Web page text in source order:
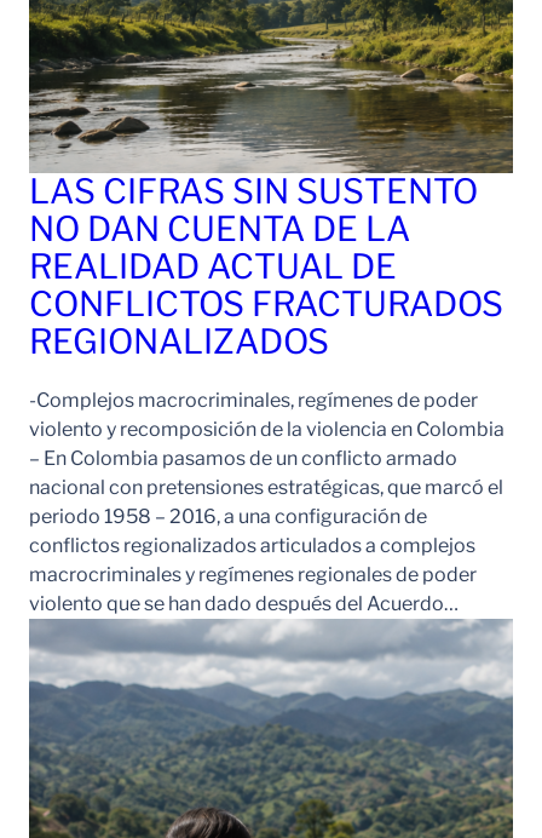
LAS CIFRAS SIN SUSTENTO
NO DAN CUENTA DE LA
REALIDAD ACTUAL DE
CONFLICTOS FRACTURADOS
REGIONALIZADOS
-Complejos macrocriminales, regímenes de poder
violento y recomposición de la violencia en Colombia
– En Colombia pasamos de un conflicto armado
nacional con pretensiones estratégicas, que marcó el
periodo 1958 – 2016, a una configuración de
conflictos regionalizados articulados a complejos
macrocriminales y regímenes regionales de poder
violento que se han dado después del Acuerdo…